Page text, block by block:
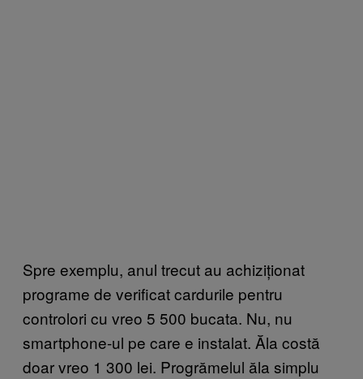
Spre exemplu, anul trecut au achiziționat
programe de verificat cardurile pentru
controlori cu vreo 5 500 bucata. Nu, nu
smartphone-ul pe care e instalat. Ăla costă
doar vreo 1 300 lei. Progrămelul ăla simplu